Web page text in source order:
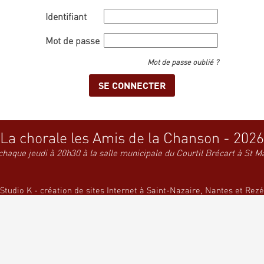
Identifiant
Mot de passe
Mot de passe oublié ?
La chorale les Amis de la Chanson - 2026
jeudi à 20h30 à la salle municipale du Courtil Brécart à St
Studio K - création de sites Internet à Saint-Nazaire, Nantes et Rezé